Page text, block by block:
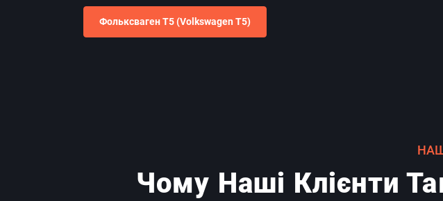
Фольксваген Т5 (Volkswagen T5)
Чому Наші Клієнти